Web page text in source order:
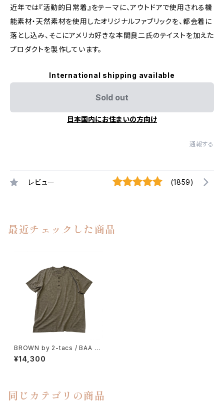
近年では『活動的日常着』をテーマに、アウトドアで使用される機
能素材・天然素材を使用したオリジナルファブリックを、都会着に
落とし込み、そこにアメリカ好きな本間良二氏のテイストを加えた
プロダクトを製作しています。
International shipping available
Sold out
日本国内にお住まいの方向け
通報する
レビュー (1859)
最近チェックした商品
BROWN by 2-tacs / BAA H
ENLY
¥14,300
同じカテゴリの商品